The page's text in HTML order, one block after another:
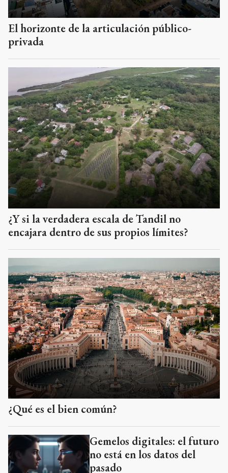
El horizonte de la articulación público-
privada
¿Y si la verdadera escala de Tandil no
encajara dentro de sus propios límites?
¿Qué es el bien común?
Gemelos digitales: el futuro
no está en los datos del
pasado